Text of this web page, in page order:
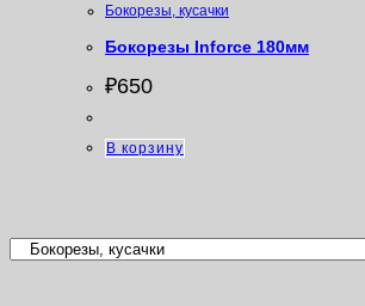
Бокорезы, кусачки
Бокорезы Inforce 180мм
₽650
В корзину